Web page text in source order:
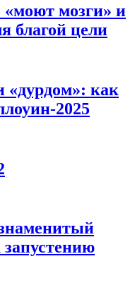
«моют мозги» и
благой цели
«дурдом»: как
2025